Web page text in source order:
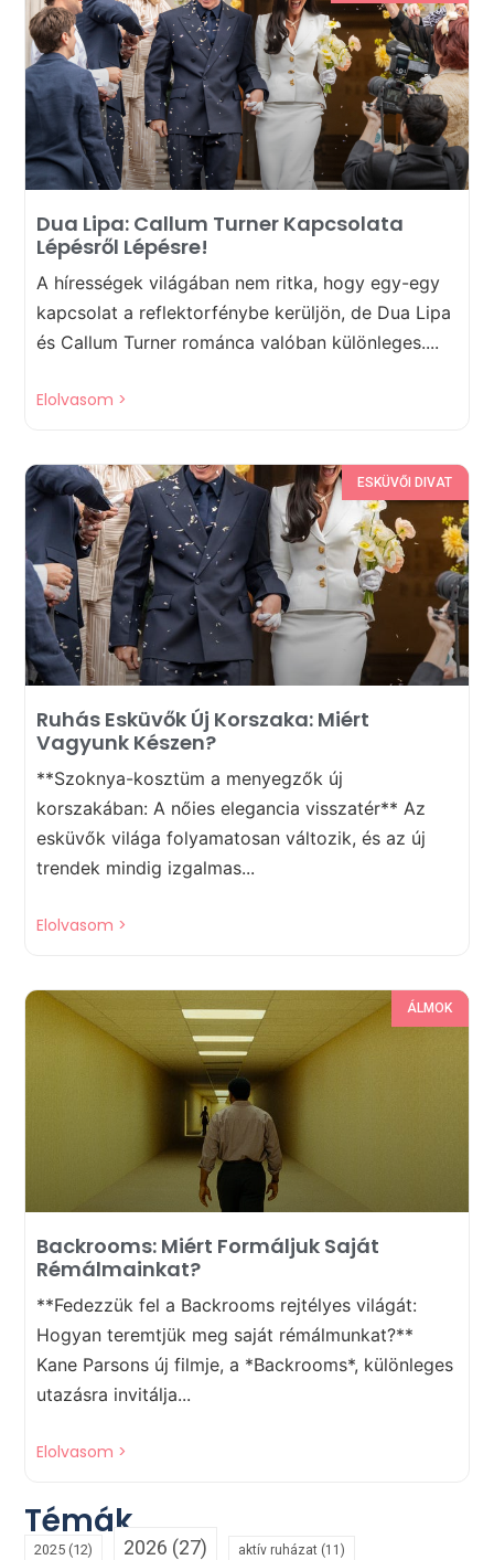
Dua Lipa: Callum Turner Kapcsolata
Lépésről Lépésre!
A hírességek világában nem ritka, hogy egy-egy
kapcsolat a reflektorfénybe kerüljön, de Dua Lipa
és Callum Turner románca valóban különleges....
Elolvasom >
ESKÜVŐI DIVAT
Ruhás Esküvők Új Korszaka: Miért
Vagyunk Készen?
**Szoknya-kosztüm a menyegzők új
korszakában: A nőies elegancia visszatér** Az
esküvők világa folyamatosan változik, és az új
trendek mindig izgalmas...
Elolvasom >
ÁLMOK
Backrooms: Miért Formáljuk Saját
Rémálmainkat?
**Fedezzük fel a Backrooms rejtélyes világát:
Hogyan teremtjük meg saját rémálmunkat?**
Kane Parsons új filmje, a *Backrooms*, különleges
utazásra invitálja...
Elolvasom >
Témák
2025 (12) 2026 (27) aktív ruházat (11)